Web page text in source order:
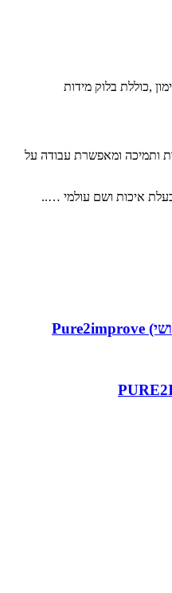
,כוללת בלוק מידות
ותמיכה ומאפשרת עבודה על